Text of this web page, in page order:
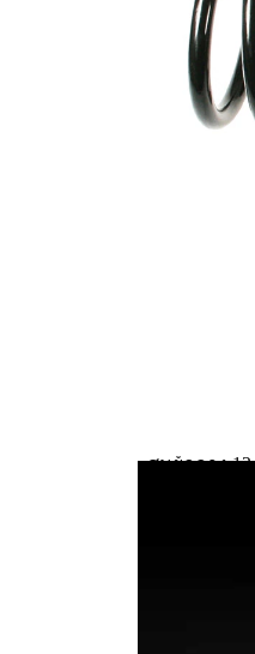
สำหรับ
การติดตั้ง
เ
ความยาว
ศูนย์กลาง